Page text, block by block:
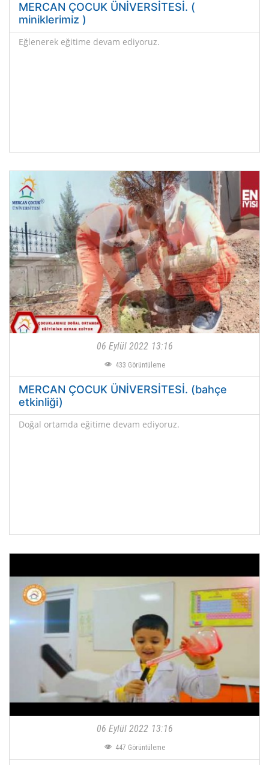
MERCAN ÇOCUK ÜNİVERSİTESİ. (
miniklerimiz )
Eğlenerek eğitime devam ediyoruz.
06 Eylül 2022 13:16
433 Görüntüleme
MERCAN ÇOCUK ÜNİVERSİTESİ. (bahçe
etkinliği)
Doğal ortamda eğitime devam ediyoruz.
06 Eylül 2022 13:16
447 Görüntüleme